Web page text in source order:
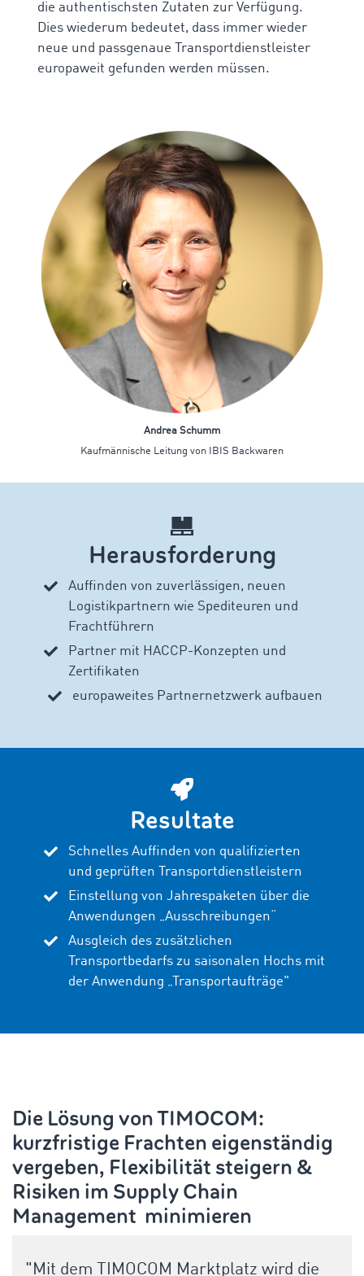
die authentischsten Zutaten zur Verfügung.
Dies wiederum bedeutet, dass immer wieder
neue und passgenaue Transportdienstleister
europaweit gefunden werden müssen.
Andrea Schumm
Kaufmännische Leitung von IBIS Backwaren
Herausforderung
Auffinden von zuverlässigen, neuen
Logistikpartnern wie Spediteuren und
Frachtführern
Partner mit HACCP-Konzepten und
Zertifikaten
europaweites Partnernetzwerk aufbauen
Resultate
Schnelles Auffinden von qualifizierten
und geprüften Transportdienstleistern
Einstellung von Jahrespaketen über die
Anwendungen „Ausschreibungen
Ausgleich des zusätzlichen
Transportbedarfs zu saisonalen Hochs mit
der Anwendung „ Transportaufträge"
Die Lösung von TIMOCOM:
kurzfristige Frachten eigenständig
vergeben, Flexibilität steigern &
Risiken im Supply Chain
Management minimieren
"Mit dem TIMOCOM Marktplatz wird die